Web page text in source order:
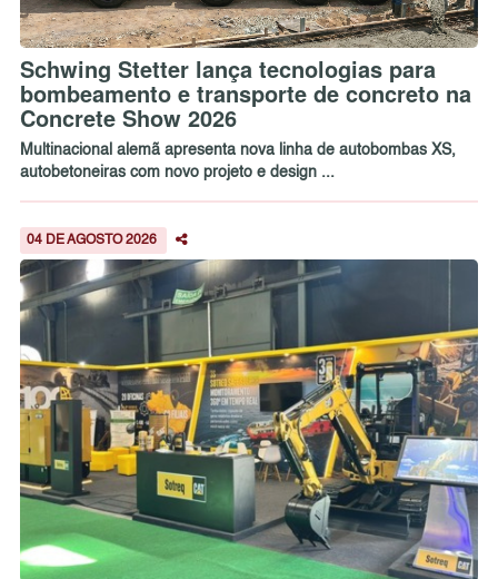
Schwing Stetter lança tecnologias para
bombeamento e transporte de concreto na
Concrete Show 2026
Multinacional alemã apresenta nova linha de autobombas XS,
autobetoneiras com novo projeto e design ...
04 DE AGOSTO 2026